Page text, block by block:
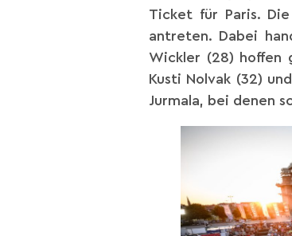
Ticket für Paris.
antreten. Dabei
Wickler (28) hoffen
Kusti Nolvak (32)
Jurmala, bei denen